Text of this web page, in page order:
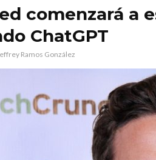
comenzará a
ChatGPT
Ramos González